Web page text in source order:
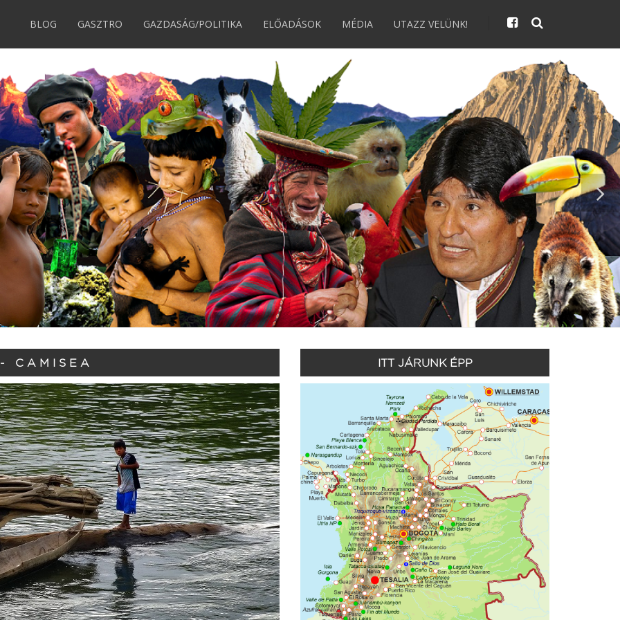
BLOG GASZTRO GAZDASÁG/POLITIKA ELŐADÁSOK MÉDIA UTAZZ VELÜNK!
CAMISEA ITT JÁRUNK ÉPP